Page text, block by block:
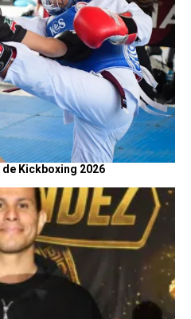
Kickboxing 2026